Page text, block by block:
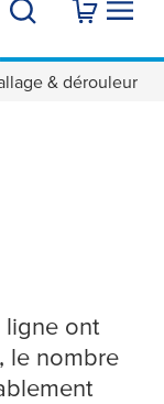
& dérouleur
ligne ont
le nombre